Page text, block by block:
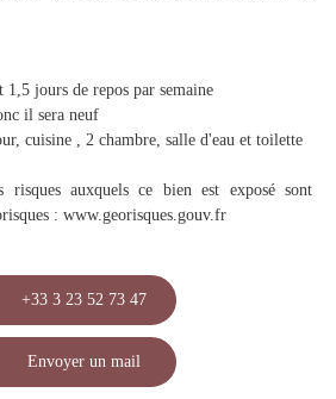
1,5 jours de repos par semaine
il sera neuf
cuisine , 2 chambre, salle d'eau et toilette
auxquels ce bien est exposé sont
: www.georisques.gouv.fr
+33 3 23 52 73 47
Envoyer un mail